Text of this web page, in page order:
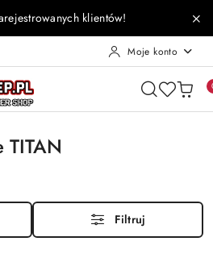
klientów!
Moje konto
TITAN
Filtruj